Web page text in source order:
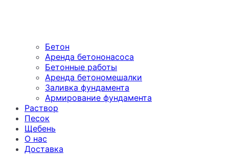
Бетон
Аренда бетононасоса
Бетонные работы
Аренда бетономешалки
Заливка фундамента
Армирование фундамента
Раствор
Песок
Щебень
О нас
Доставка